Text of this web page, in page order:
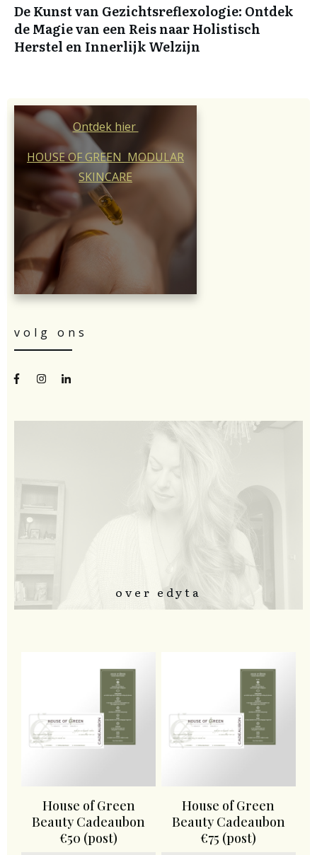
De Kunst van Gezichtsreflexologie: Ontdek
de Magie van een Reis naar Holistisch
Herstel en Innerlijk Welzijn
Ontdek hier
HOUSE OF GREEN MODULAR
SKINCARE
volg ons
over edyta
House of Green
Beauty Cadeaubon
€50 (post)
House of Green
Beauty Cadeaubon
€75 (post)